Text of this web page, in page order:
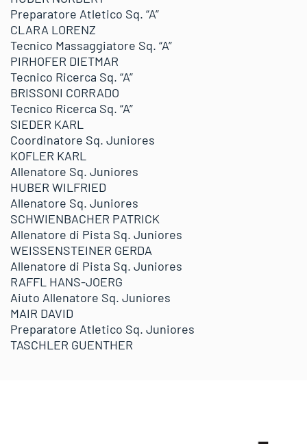
Preparatore Atletico Sq. “A”
CLARA LORENZ
Tecnico Massaggiatore Sq. “A”
PIRHOFER DIETMAR
Tecnico Ricerca Sq. “A”
BRISSONI CORRADO
Tecnico Ricerca Sq. “A”
SIEDER KARL
Coordinatore Sq. Juniores
KOFLER KARL
Allenatore Sq. Juniores
HUBER WILFRIED
Allenatore Sq. Juniores
SCHWIENBACHER PATRICK
Allenatore di Pista Sq. Juniores
WEISSENSTEINER GERDA
Allenatore di Pista Sq. Juniores
RAFFL HANS-JOERG
Aiuto Allenatore Sq. Juniores
MAIR DAVID
Preparatore Atletico Sq. Juniores
TASCHLER GUENTHER